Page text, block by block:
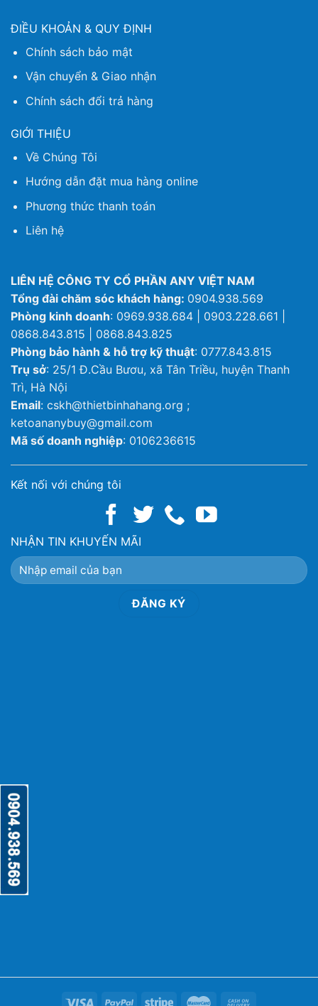
ĐIỀU KHOẢN & QUY ĐỊNH
Chính sách bảo mật
Vận chuyển & Giao nhận
Chính sách đổi trả hàng
GIỚI THIỆU
Về Chúng Tôi
Hướng dẫn đặt mua hàng online
Phương thức thanh toán
Liên hệ
LIÊN HỆ CÔNG TY CỔ PHẦN ANY VIỆT NAM
Tổng đài chăm sóc khách hàng: 0904.938.569
Phòng kinh doanh: 0969.938.684 | 0903.228.661 |
0868.843.815 | 0868.843.825
Phòng bảo hành & hỗ trợ kỹ thuật: 0777.843.815
Trụ sở: 25/1 Đ.Cầu Bươu, xã Tân Triều, huyện Thanh
Trì, Hà Nội
Email: cskh@thietbinhahang.org ;
ketoananybuy@gmail.com
Mã số doanh nghiệp: 0106236615
Kết nối với chúng tôi
NHẬN TIN KHUYẾN MÃI